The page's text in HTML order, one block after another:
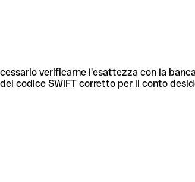
verificarne l'esattezza con la
codice SWIFT corretto per il conto